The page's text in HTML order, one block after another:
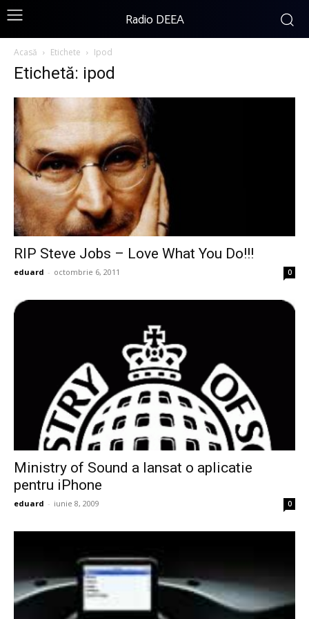
Radio DEEA
Acasă Etichete Ipod
Etichetă: ipod
RIP Steve Jobs – Love What You Do!!!
eduard - octombrie 6, 2011 0
Ministry of Sound a lansat o aplicatie
pentru iPhone
eduard - iunie 8, 2009 0